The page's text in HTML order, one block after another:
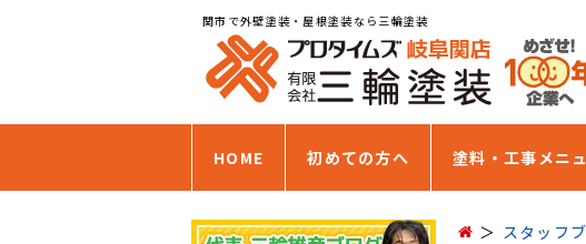
関市で外壁塗装・屋根塗装なら三輪塗装
HOME 初めての方へ 塗料・工事メニ
スタッフ